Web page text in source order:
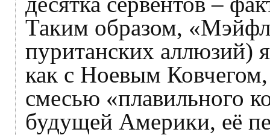
Таким образом,
пуританских аллюзий)
как с Ноевым
смесью «плавильного
будущей Америки, её